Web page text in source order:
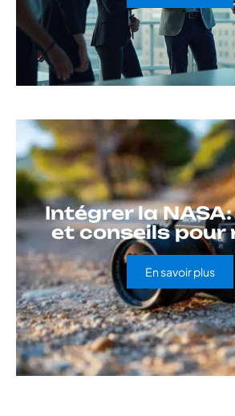
Intégrer la
et conseils pour
En savoir plus